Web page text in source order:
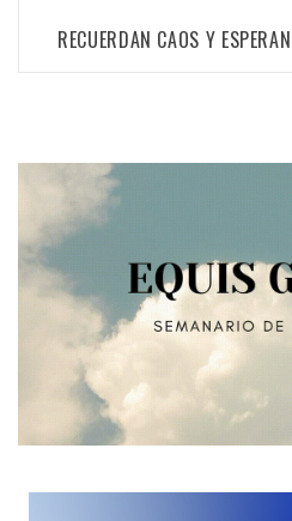
las
entradas
RECUERDAN CAOS Y